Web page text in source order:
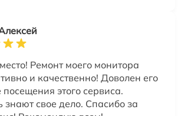
Ремонт моего монитора
и качественно! Доволен его
посещения этого сервиса.
знают свое дело. Спасибо за